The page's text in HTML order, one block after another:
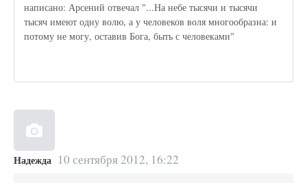
написано: Арсений отвечал "...На небе тысячи и тысячи
тысяч имеют одну волю, а у человеков воля многообразна: и
потому не могу, оставив Бога, быть с человеками"
Надежда 10 сентября 2012, 16:22